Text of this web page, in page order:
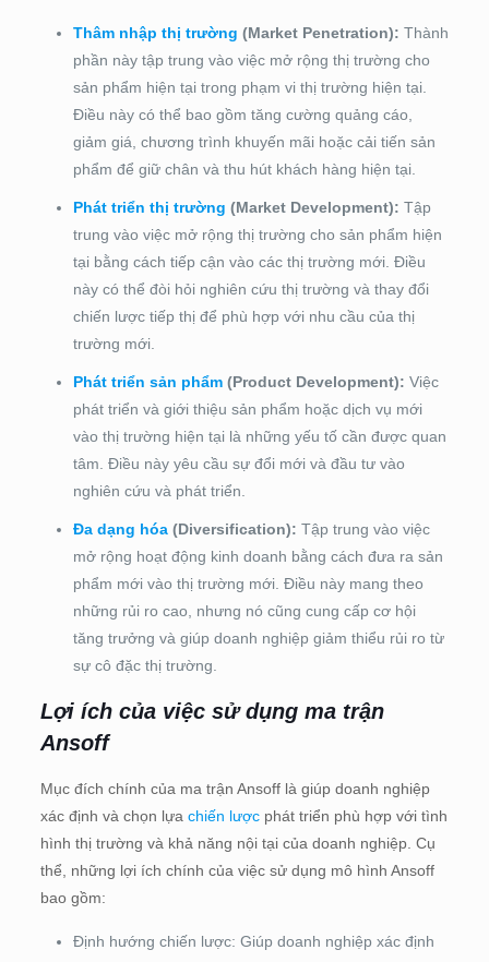
Thâm nhập thị trường (Market Penetration): Thành
phần này tập trung vào việc mở rộng thị trường cho
sản phẩm hiện tại trong phạm vi thị trường hiện tại.
Điều này có thể bao gồm tăng cường quảng cáo,
giảm giá, chương trình khuyến mãi hoặc cải tiến sản
phẩm để giữ chân và thu hút khách hàng hiện tại.
Phát triển thị trường (Market Development): Tập
trung vào việc mở rộng thị trường cho sản phẩm hiện
tại bằng cách tiếp cận vào các thị trường mới. Điều
này có thể đòi hỏi nghiên cứu thị trường và thay đổi
chiến lược tiếp thị để phù hợp với nhu cầu của thị
trường mới.
Phát triển sản phẩm(Product Development): Việc
phát triển và giới thiệu sản phẩm hoặc dịch vụ mới
vào thị trường hiện tại là những yếu tố cần được quan
tâm. Điều này yêu cầu sự đổi mới và đầu tư vào
nghiên cứu và phát triển.
Đa dạng hóa(Diversification): Tập trung vào việc
mở rộng hoạt động kinh doanh bằng cách đưa ra sản
phẩm mới vào thị trường mới. Điều này mang theo
những rủi ro cao, nhưng nó cũng cung cấp cơ hội
tăng trưởng và giúp doanh nghiệp giảm thiểu rủi ro từ
sự cô đặc thị trường.
Lợi ích của việc sử dụng ma trận
Ansoff
Mục đích chính của ma trận Ansoff là giúp doanh nghiệp
xác định và chọn lựa chiến lượcphát triển phù hợp với tình
hình thị trường và khả năng nội tại của doanh nghiệp. Cụ
thể, những lợi ích chính của việc sử dụng mô hình Ansoff
bao gồm:
Định hướng chiến lược: Giúp doanh nghiệp xác định